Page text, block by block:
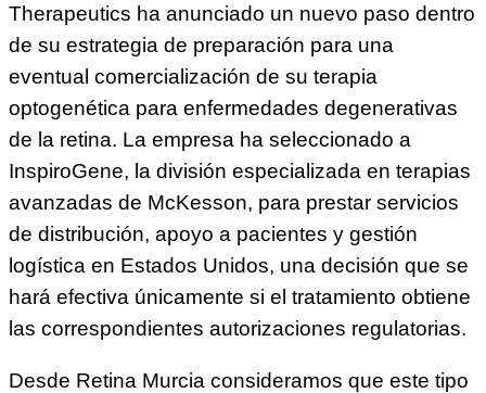
Therapeutics ha anunciado un nuevo paso dentro
de su estrategia de preparación para una
eventual comercialización de su terapia
optogenética para enfermedades degenerativas
de la retina. La empresa ha seleccionado a
InspiroGene, la división especializada en terapias
avanzadas de McKesson, para prestar servicios
de distribución, apoyo a pacientes y gestión
logística en Estados Unidos, una decisión que se
hará efectiva únicamente si el tratamiento obtiene
las correspondientes autorizaciones regulatorias.
Desde Retina Murcia consideramos que este tipo